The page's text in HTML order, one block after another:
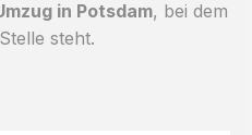
in Potsdam, bei dem
steht.